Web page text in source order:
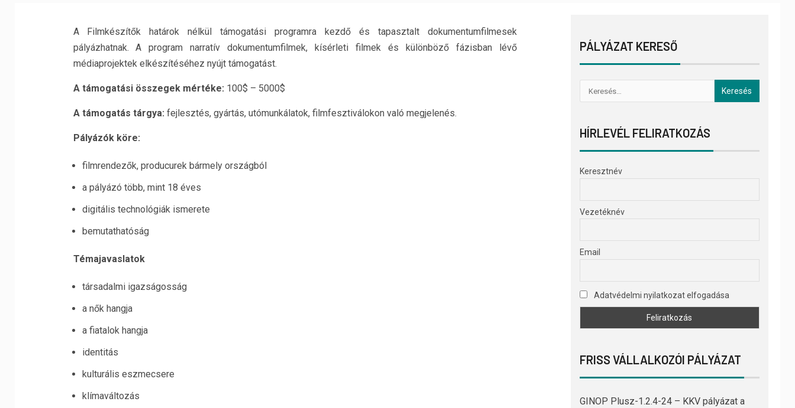
A Filmkészítők határok nélkül támogatási programra kezdő és tapasztalt dokumentumfilmesek
pályázhatnak. A program narratív dokumentumfilmek, kísérleti filmek és különböző fázisban lévő
médiaprojektek elkészítéséhez nyújt támogatást.
A támogatási összegek mértéke: 100$ – 5000$
A támogatás tárgya: fejlesztés, gyártás, utómunkálatok, filmfesztiválokon való megjelenés.
Pályázók köre:
filmrendezők, producurek bármely országból
a pályázó több, mint 18 éves
digitális technológiák ismerete
bemutathatóság
Témajavaslatok
társadalmi igazságosság
a nők hangja
a fiatalok hangja
identitás
kulturális eszmecsere
klímaváltozás
PÁLYÁZAT KERESŐ
HÍRLEVÉL FELIRATKOZÁS
Keresztnév
Vezetéknév
Email
Adatvédelmi nyilatkozat elfogadása
FRISS VÁLLALKOZÓI PÁLYÁZAT
GINOP Plusz-1.2.4-24 – KKV pályázat a